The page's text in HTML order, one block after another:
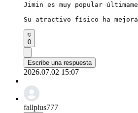
Jimin es muy popular
Su atractivo físico ha
0
Escribe una respuesta
2026.07.02 15:07
fallplus777